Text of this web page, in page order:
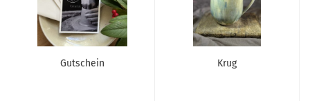
Gutschein Krug